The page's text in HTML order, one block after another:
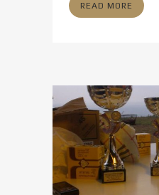
READ MORE